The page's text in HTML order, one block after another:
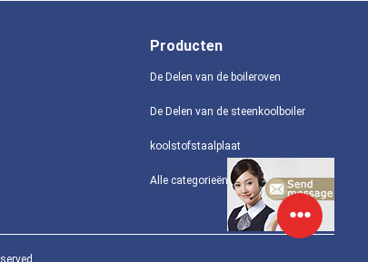
Producten
De Delen van de boileroven
De Delen van de steenkoolboiler
koolstofstaalplaat
Alle categorieën